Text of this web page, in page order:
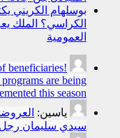
بوسلهام الكريني
الكراسي؟ الملك
العمومية
beneficiaries!
are being
this season.
ياسين:
سيدي سليمان